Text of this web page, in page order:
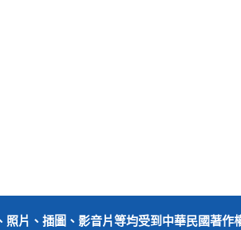
照片、插圖、影音片等均受到中華民國著